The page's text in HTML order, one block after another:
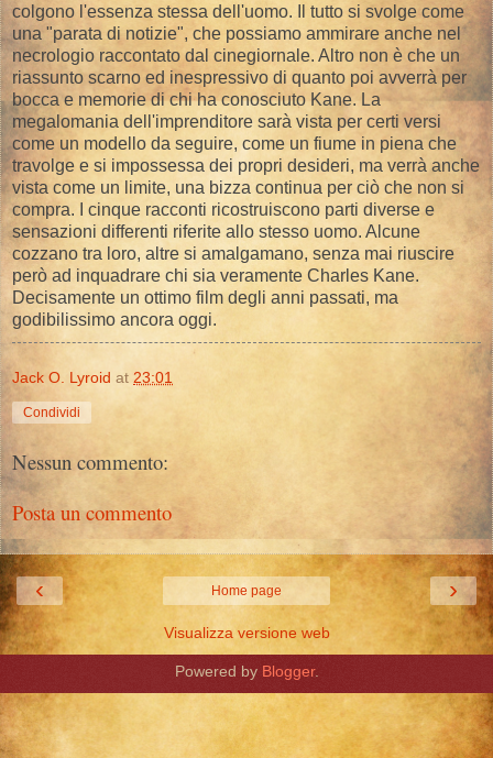
colgono l'essenza stessa dell'uomo. Il tutto si svolge come
una "parata di notizie", che possiamo ammirare anche nel
necrologio raccontato dal cinegiornale. Altro non è che un
riassunto scarno ed inespressivo di quanto poi avverrà per
bocca e memorie di chi ha conosciuto Kane. La
megalomania dell'imprenditore sarà vista per certi versi
come un modello da seguire, come un fiume in piena che
travolge e si impossessa dei propri desideri, ma verrà anche
vista come un limite, una bizza continua per ciò che non si
compra. I cinque racconti ricostruiscono parti diverse e
sensazioni differenti riferite allo stesso uomo. Alcune
cozzano tra loro, altre si amalgamano, senza mai riuscire
però ad inquadrare chi sia veramente Charles Kane.
Decisamente un ottimo film degli anni passati, ma
godibilissimo ancora oggi.
Jack O. Lyroid at 23:01
Condividi
Nessun commento:
Posta un commento
‹ ›
Home page
Visualizza versione web
Powered by Blogger.